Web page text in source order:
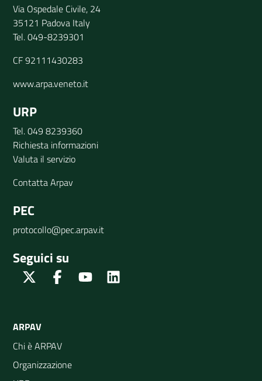
Via Ospedale Civile, 24
35121 Padova Italy
Tel. 049-8239301
CF 92111430283
www.arpa.veneto.it
URP
Tel. 049 8239360
Richiesta informazioni
Valuta il servizio
Contatta Arpav
PEC
protocollo@pec.arpav.it
Seguici su
Twitter FacebookYoutube
ARPAV
Chi è ARPAV
Organizzazione